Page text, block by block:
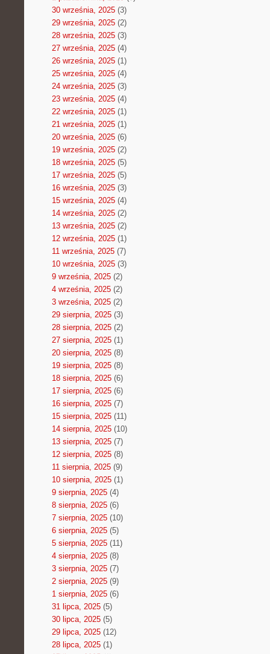
30 września, 2025(3)
29 września, 2025(2)
28 września, 2025(3)
27 września, 2025(4)
26 września, 2025(1)
25 września, 2025(4)
24 września, 2025(3)
23 września, 2025(4)
22 września, 2025(1)
21 września, 2025(1)
20 września, 2025(6)
19 września, 2025(2)
18 września, 2025(5)
17 września, 2025(5)
16 września, 2025(3)
15 września, 2025(4)
14 września, 2025(2)
13 września, 2025(2)
12 września, 2025(1)
11 września, 2025(7)
10 września, 2025(3)
9 września, 2025(2)
4 września, 2025(2)
3 września, 2025(2)
29 sierpnia, 2025(3)
28 sierpnia, 2025(2)
27 sierpnia, 2025(1)
20 sierpnia, 2025(8)
19 sierpnia, 2025(8)
18 sierpnia, 2025(6)
17 sierpnia, 2025(6)
16 sierpnia, 2025(7)
15 sierpnia, 2025(11)
14 sierpnia, 2025(10)
13 sierpnia, 2025(7)
12 sierpnia, 2025(8)
11 sierpnia, 2025(9)
10 sierpnia, 2025(1)
9 sierpnia, 2025(4)
8 sierpnia, 2025(6)
7 sierpnia, 2025(10)
6 sierpnia, 2025(5)
5 sierpnia, 2025(11)
4 sierpnia, 2025(8)
3 sierpnia, 2025(7)
2 sierpnia, 2025(9)
1 sierpnia, 2025(6)
31 lipca, 2025(5)
30 lipca, 2025(5)
29 lipca, 2025(12)
28 lipca, 2025(1)